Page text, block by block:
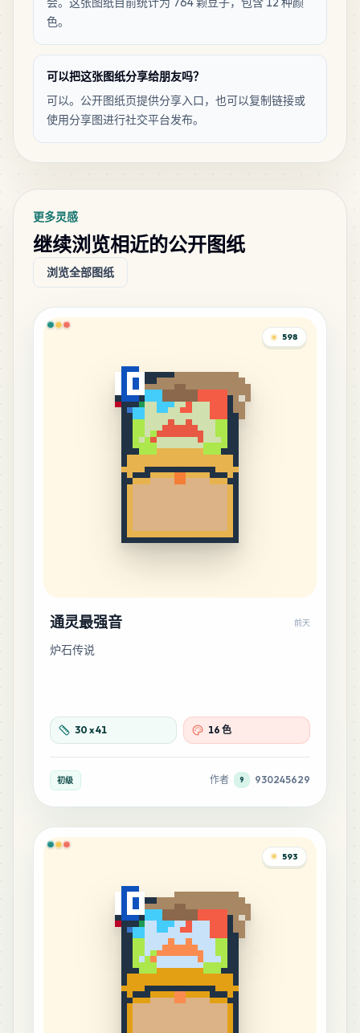
色。
可以把这张图纸分享给朋友吗？
可以。公开图纸页提供分享入口，也可以复制链接或
使用分享图进行社交平台发布。
更多灵感
继续浏览相近的公开图纸
浏览全部图纸
598
通灵最强音 前天
炉石传说
30 x41 16 色
初级 作者 9 930245629
593